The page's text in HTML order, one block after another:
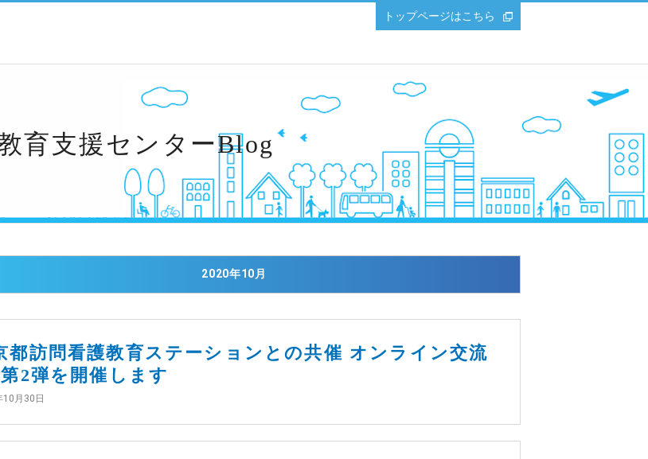
トップページはこちら
育支援センターBlog
2020年10月
都訪問看護教育ステーションとの共催 オンライン交流
2弾を開催します
10月30日